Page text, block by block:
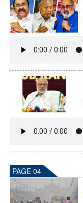
PAGE 04